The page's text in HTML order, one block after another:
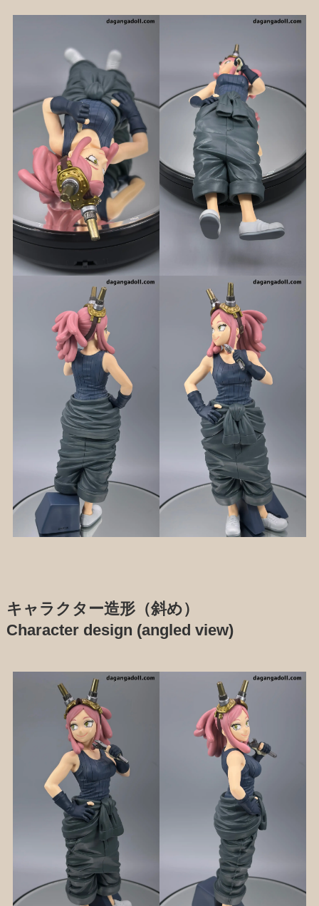
キャラクター造形（斜め）
Character design (angled view)